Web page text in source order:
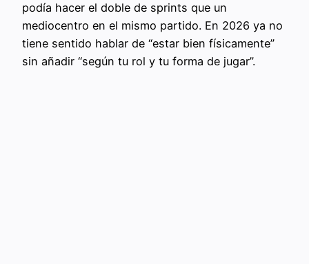
podía hacer el doble de sprints que un
mediocentro en el mismo partido. En 2026 ya no
tiene sentido hablar de “estar bien físicamente”
sin añadir “según tu rol y tu forma de jugar”.